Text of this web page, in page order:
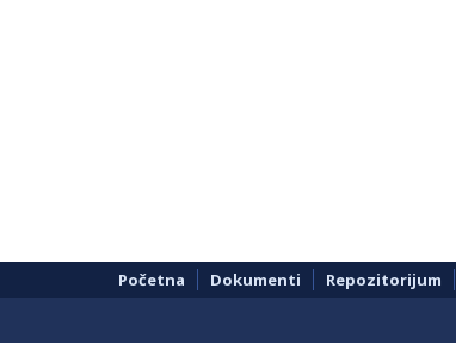
Početna Dokumenti Repozitorijum